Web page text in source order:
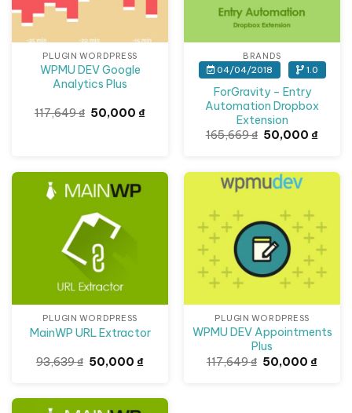
PLUGIN WORDPRESS
WPMU DEV Google
Analytics Plus
117,649₫ Giá
gốc
50,000₫Giá
BRANDS
04/04/2018 1.0
ForGravity – Entry
Automation Dropbox
Extension
165,669₫ Giá
gốc
50,000₫Giá
Giảm giá!
PLUGIN WORDPRESS
MainWP URL Extractor
93,639₫ Giá
gốc
50,000 ₫Giá
50,000 ₫.
Giảm giá!
PLUGIN WORDPRESS
WPMU DEV Appointments
Plus
117,649₫ Giá
gốc
50,000 ₫Giá
Giảm giá!